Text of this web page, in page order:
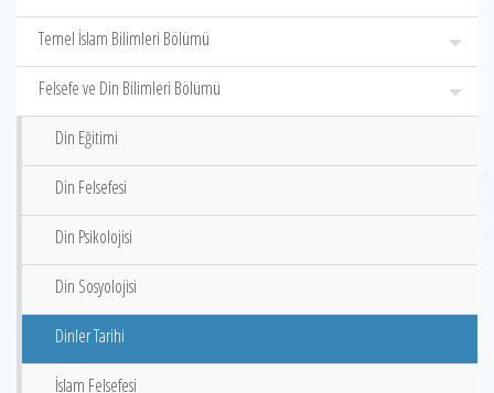
Temel İslam Bilimleri Bölümü
Felsefe ve Din Bilimleri Bölümü
Din Eğitimi
Din Felsefesi
Din Psikolojisi
Din Sosyolojisi
Dinler Tarihi
İslam Felsefesi